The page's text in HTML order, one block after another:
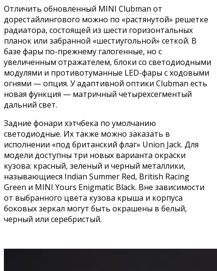
Отличить обновленный MINI Clubman от
дорестайлингового можно по «растянутой» решетке
радиатора, состоящей из шести горизонтальных
планок или забранной «шестиугольной» сеткой. В
базе фары по-прежнему галогенные, но с
увеличенным отражателем, блоки со светодиодными
модулями и противотуманные LED-фары с ходовыми
огнями — опция. У адаптивной оптики Clubman есть
новая функция — матричный четырехсегментый
дальний свет.
Задние фонари хэтчбека по умолчанию
светодиодные. Их также можно заказать в
исполнении «под британский флаг» Union Jack. Для
модели доступны три новых варианта окраски
кузова: красный, зеленый и черный металлики,
называющиеся Indian Summer Red, British Racing
Green и MINI Yours Enigmatic Black. Вне зависимости
от выбранного цвета кузова крыша и корпуса
боковых зеркал могут быть окрашены в белый,
черный или серебристый.